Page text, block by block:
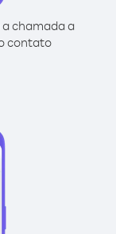
chamada a
contato